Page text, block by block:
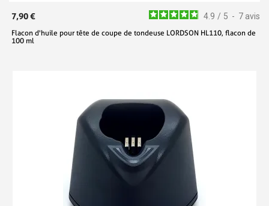
4.9 / 5 - 7 avis
7,90 €
Flacon d'huile pour tête de coupe de tondeuse LORDSON HL110, flacon de
100 ml